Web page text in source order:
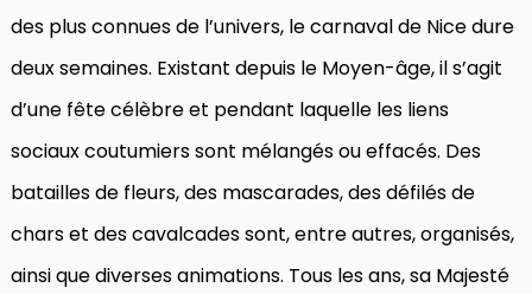
des plus connues de l’univers, le carnaval de Nice dure
deux semaines. Existant depuis le Moyen-âge, il s’agit
d’une fête célèbre et pendant laquelle les liens
sociaux coutumiers sont mélangés ou effacés. Des
batailles de fleurs, des mascarades, des défilés de
chars et des cavalcades sont, entre autres, organisés,
ainsi que diverses animations. Tous les ans, sa Majesté